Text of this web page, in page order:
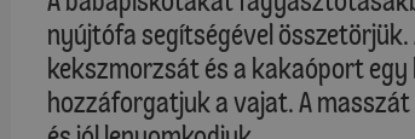
nyújtófa segítségével
kekszmorzsát és a kakaóport
hozzáforgatjuk a vajat. A